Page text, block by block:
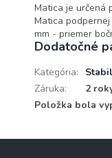
Matica je určená
Matica
mm - priemer
Dodatočné
Kategória:
Záruka:
2
Položka bola